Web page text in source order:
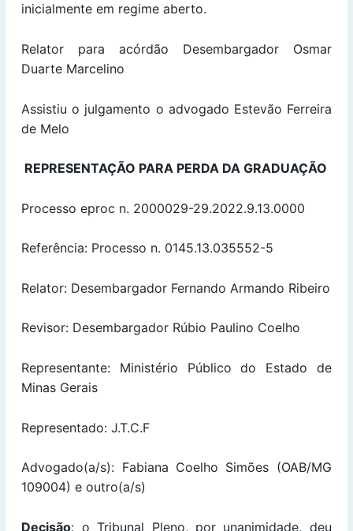
inicialmente em regime aberto.
Relator para acórdão Desembargador Osmar
Duarte Marcelino
Assistiu o julgamento o advogado Estevão Ferreira
de Melo
REPRESENTAÇÃO PARA PERDA DA GRADUAÇÃO
Processo eproc n. 2000029-29.2022.9.13.0000
Referência: Processo n. 0145.13.035552-5
Relator: Desembargador Fernando Armando Ribeiro
Revisor: Desembargador Rúbio Paulino Coelho
Representante: Ministério Público do Estado de
Minas Gerais
Representado: J.T.C.F
Advogado(a/s): Fabiana Coelho Simões (OAB/MG
109004) e outro(a/s)
Decisão: o Tribunal Pleno, por unanimidade, deu